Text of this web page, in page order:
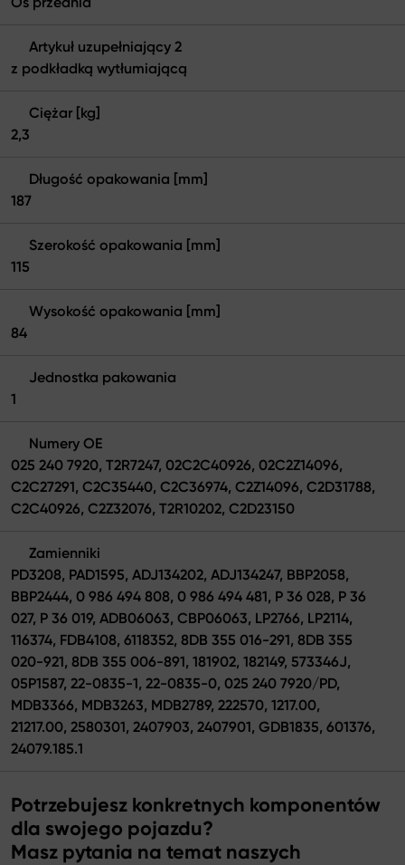
Artykuł uzupełniający 2
z podkładką wytłumiającą
Ciężar [kg]
2,3
Długość opakowania [mm]
187
Szerokość opakowania [mm]
115
Wysokość opakowania [mm]
84
Jednostka pakowania
1
Numery OE
025 240 7920, T2R7247, 02C2C40926, 02C2Z14096,
C2C27291, C2C35440, C2C36974, C2Z14096, C2D31788,
C2C40926, C2Z32076, T2R10202, C2D23150
Zamienniki
PD3208, PAD1595, ADJ134202, ADJ134247, BBP2058,
BBP2444, 0 986 494 808, 0 986 494 481, P 36 028, P 36
027, P 36 019, ADB06063, CBP06063, LP2766, LP2114,
116374, FDB4108, 6118352, 8DB 355 016-291, 8DB 355
020-921, 8DB 355 006-891, 181902, 182149, 573346J,
05P1587, 22-0835-1, 22-0835-0, 025 240 7920/PD,
MDB3366, MDB3263, MDB2789, 222570, 1217.00,
21217.00, 2580301, 2407903, 2407901, GDB1835, 601376,
24079.185.1
Potrzebujesz konkretnych komponentów
dla swojego pojazdu?
Masz pytania na temat naszych